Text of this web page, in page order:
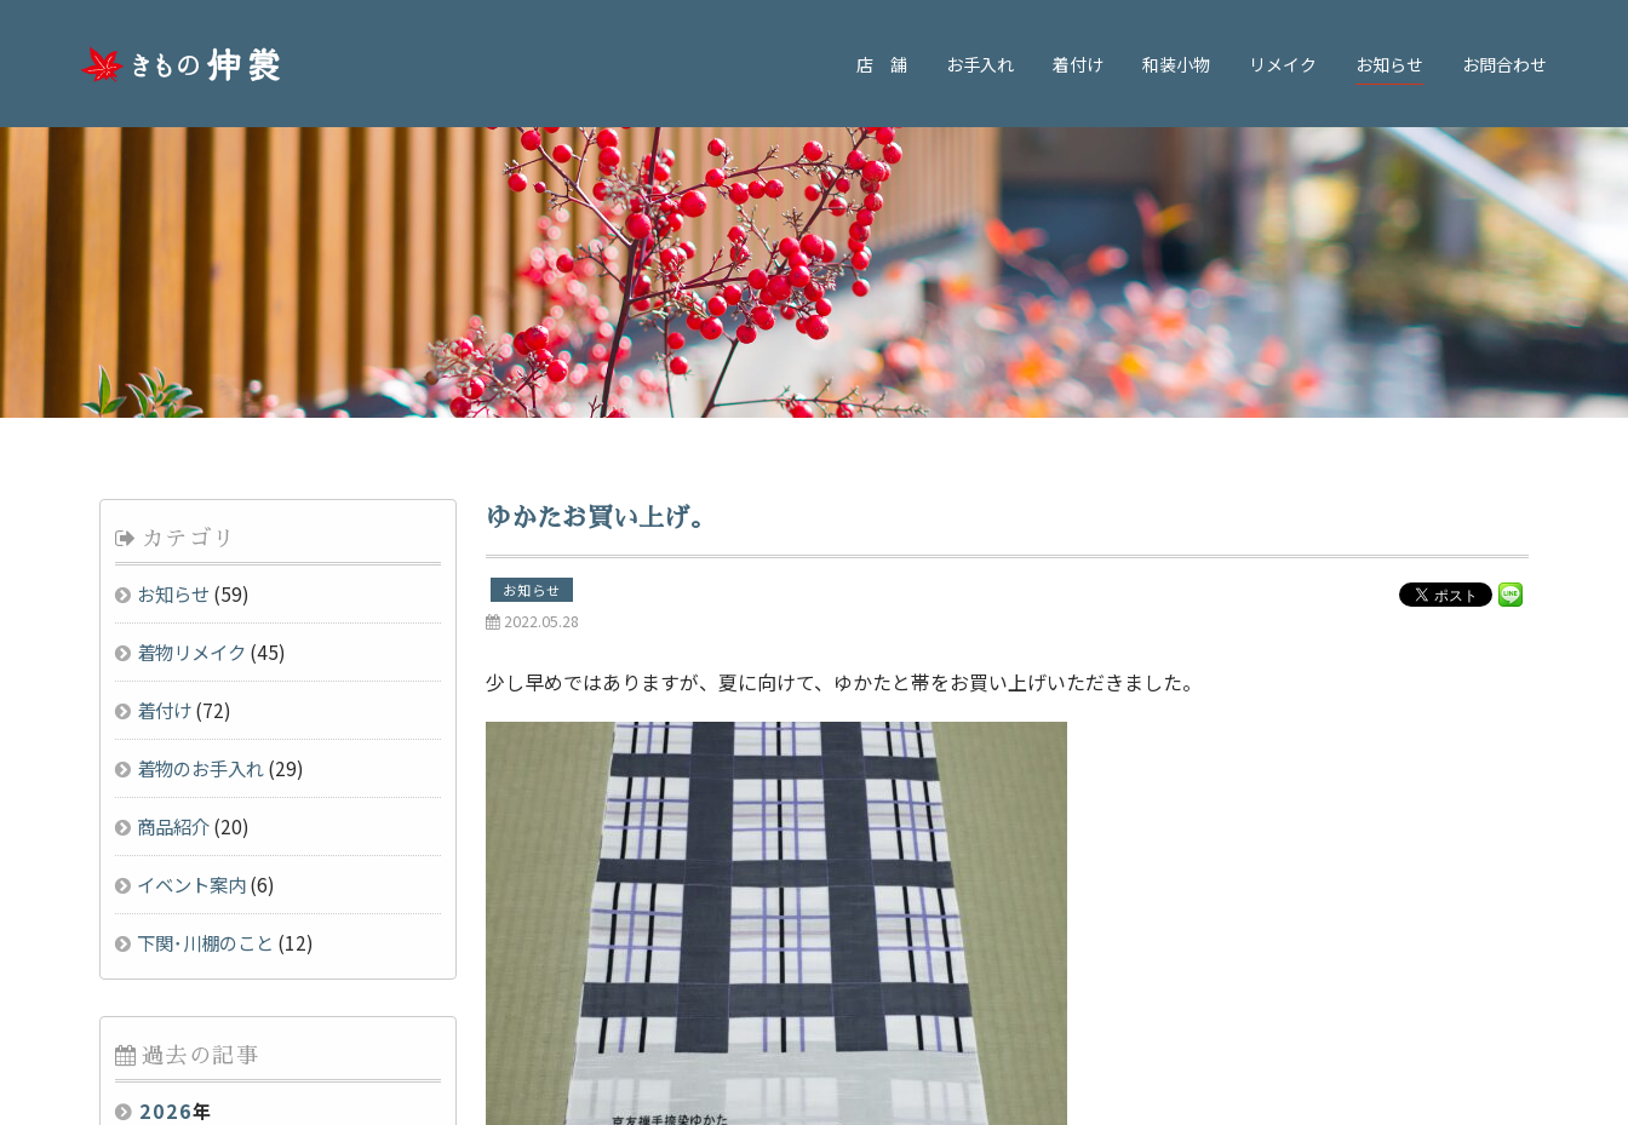
店 舗 お手入れ 着付け 和装小物 リメイク お知らせ お問合わせ
ゆかたお買い上げ。
お知らせ
2022.05.28
少し早めではありますが、夏に向けて、ゆかたと帯をお買い上げいただきました。
カテゴリ
お知らせ (59)
着物リメイク (45)
着付け(72)
着物のお手入れ(29)
商品紹介(20)
イベント案内(6)
下関･川棚のこと (12)
過去の記事
2026年